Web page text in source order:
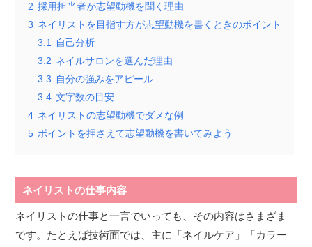
2 採用担当者が志望動機を聞く理由
3 ネイリストを目指す方が志望動機を書くときのポイント
3.1 自己分析
3.2 ネイルサロンを選んだ理由
3.3 自分の強みをアピール
3.4 文字数の目安
4 ネイリストの志望動機でダメな例
5 ポイントを押さえて志望動機を書いてみよう
ネイリストの仕事内容
ネイリストの仕事と一言でいっても、その内容はさまざま
です。たとえば技術面では、主に「ネイルケア」「カラー